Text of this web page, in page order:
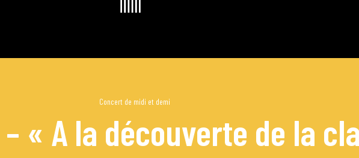
de Cortot
Concert de midi et demi
– « A la découverte de la